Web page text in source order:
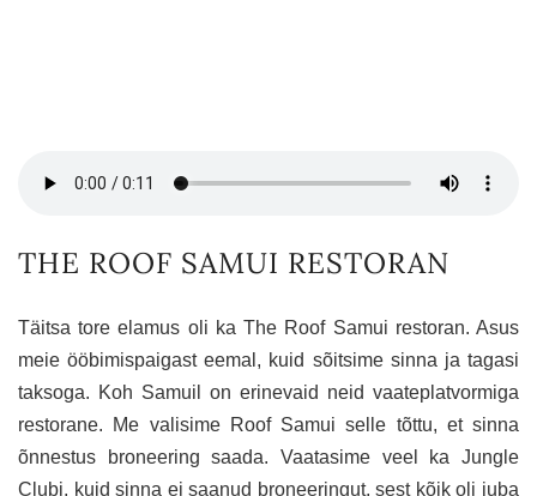
THE ROOF SAMUI RESTORAN
Täitsa tore elamus oli ka The Roof Samui restoran. Asus
meie ööbimispaigast eemal, kuid sõitsime sinna ja tagasi
taksoga. Koh Samuil on erinevaid neid vaateplatvormiga
restorane. Me valisime Roof Samui selle tõttu, et sinna
õnnestus broneering saada. Vaatasime veel ka Jungle
Clubi, kuid sinna ei saanud broneeringut, sest kõik oli juba